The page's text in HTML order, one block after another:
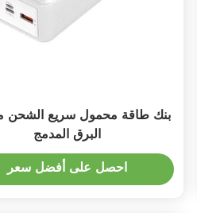
بنك طاقة محمول سريع الشحن
البرق المدمج
احصل على أفضل سعر